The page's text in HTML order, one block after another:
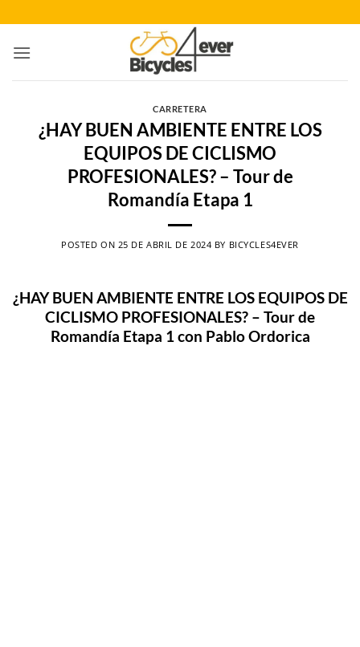
al
contenido
CARRETERA
¿HAY BUEN AMBIENTE ENTRE LOS
EQUIPOS DE CICLISMO
PROFESIONALES? – Tour de
Romandía Etapa 1
POSTED ON 25 DE ABRIL DE 2024 BY BICYCLES4EVER
¿HAY BUEN AMBIENTE ENTRE LOS EQUIPOS DE
CICLISMO PROFESIONALES? – Tour de
Romandía Etapa 1 con Pablo Ordorica